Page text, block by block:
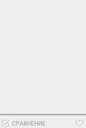
СРАВНЕНИЕ